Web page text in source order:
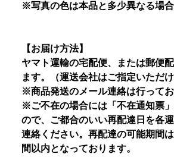
※写真の色は本品と多少異なる場合
【お届け方法】
ヤマト運輸の宅配便、または郵便
ます。（運送会社はご指定いただけ
※商品発送のメール連絡は行ってお
※ご不在の場合には「不在通知票
ので、ご都合のいい再配達日を各
連絡ください。再配達の可能期間
間以内となっております。